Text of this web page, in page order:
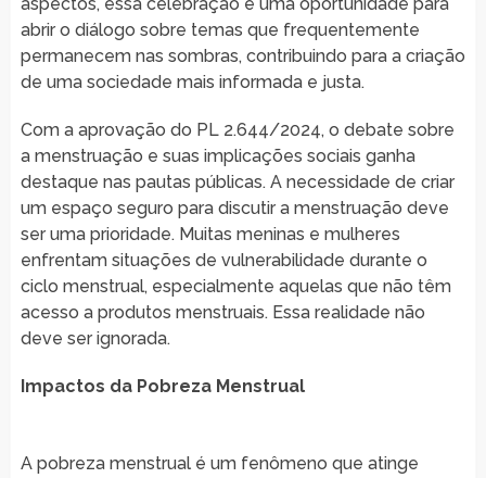
abrir o diálogo sobre temas que frequentemente
permanecem nas sombras, contribuindo para a criação
de uma sociedade mais informada e justa.
Com a aprovação do PL 2.644/2024, o debate sobre
a menstruação e suas implicações sociais ganha
destaque nas pautas públicas. A necessidade de criar
um espaço seguro para discutir a menstruação deve
ser uma prioridade. Muitas meninas e mulheres
enfrentam situações de vulnerabilidade durante o
ciclo menstrual, especialmente aquelas que não têm
acesso a produtos menstruais. Essa realidade não
deve ser ignorada.
Impactos da Pobreza Menstrual
A pobreza menstrual é um fenômeno que atinge